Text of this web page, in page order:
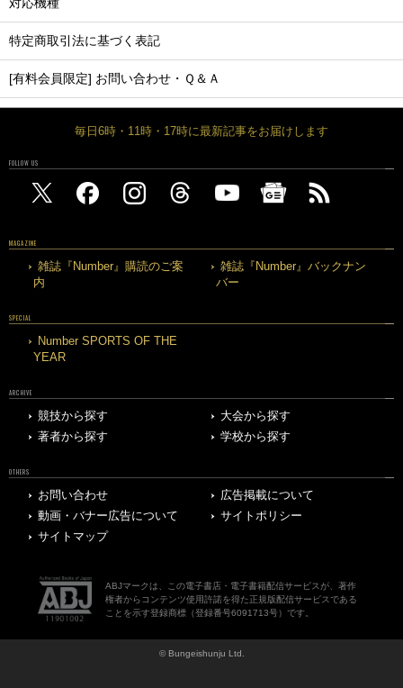
対応機種
特定商取引法に基づく表記
[有料会員限定] お問い合わせ・Ｑ＆Ａ
毎日6時・11時・17時に最新記事をお届けします
FOLLOW US
MAGAZINE
雑誌『Number』購読のご案
内
雑誌『Number』バックナン
バー
SPECIAL
Number SPORTS OF THE
YEAR
ARCHIVE
競技から探す
大会から探す
著者から探す
学校から探す
OTHERS
お問い合わせ
広告掲載について
動画・バナー広告について
サイトポリシー
サイトマップ
ABJマークは、この電子書店・電子書籍配信サービスが、著作
権者からコンテンツ使用許諾を得た正規版配信サービスである
ことを示す登録商標（登録番号6091713号）です。
© Bungeishunju Ltd.